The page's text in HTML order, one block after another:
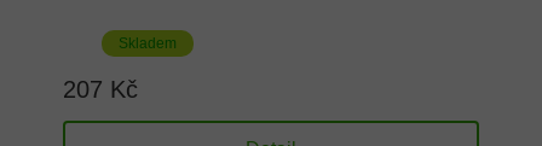
Skladem
207 Kč